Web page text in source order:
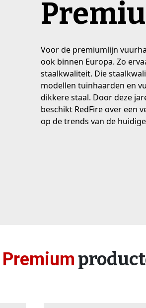
Voor de premiumlijn
ook binnen Europa. Zo
staalkwaliteit. Die
modellen tuinhaarden en
dikkere staal. Door deze
beschikt RedFire over een
op de trends van de
Premium